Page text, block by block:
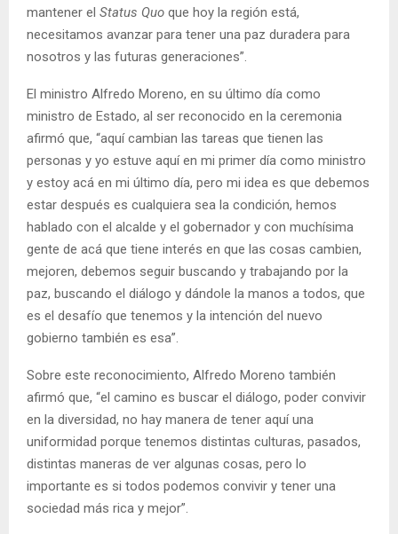
mantener el Status Quo que hoy la región está,
necesitamos avanzar para tener una paz duradera para
nosotros y las futuras generaciones”.
El ministro Alfredo Moreno, en su último día como
ministro de Estado, al ser reconocido en la ceremonia
afirmó que, “aquí cambian las tareas que tienen las
personas y yo estuve aquí en mi primer día como ministro
y estoy acá en mi último día, pero mi idea es que debemos
estar después es cualquiera sea la condición, hemos
hablado con el alcalde y el gobernador y con muchísima
gente de acá que tiene interés en que las cosas cambien,
mejoren, debemos seguir buscando y trabajando por la
paz, buscando el diálogo y dándole la manos a todos, que
es el desafío que tenemos y la intención del nuevo
gobierno también es esa”.
Sobre este reconocimiento, Alfredo Moreno también
afirmó que, “el camino es buscar el diálogo, poder convivir
en la diversidad, no hay manera de tener aquí una
uniformidad porque tenemos distintas culturas, pasados,
distintas maneras de ver algunas cosas, pero lo
importante es si todos podemos convivir y tener una
sociedad más rica y mejor”.